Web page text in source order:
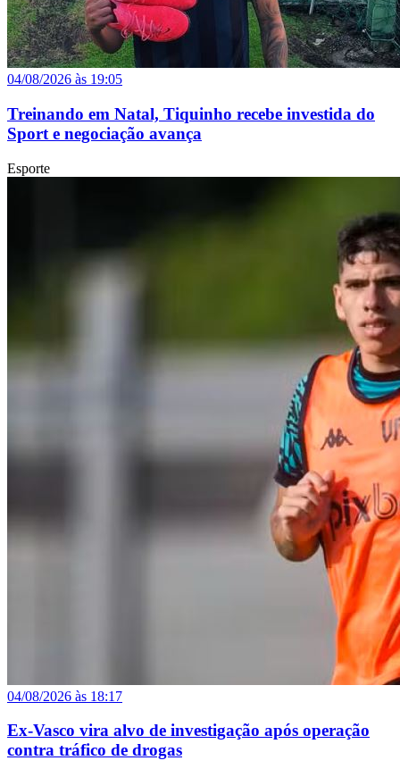
04/08/2026 às 19:05
Treinando em Natal, Tiquinho recebe investida do
Sport e negociação avança
Esporte
04/08/2026 às 18:17
Ex-Vasco vira alvo de investigação após operação
contra tráfico de drogas